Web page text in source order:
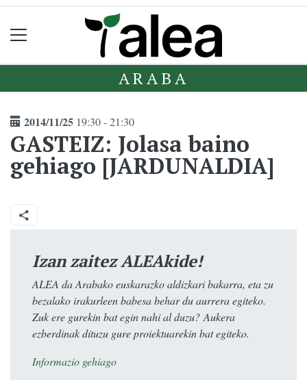
ARABA
2014/11/25 19:30 - 21:30
GASTEIZ: Jolasa baino
gehiago [JARDUNALDIA]
Izan zaitez ALEAkide!
ALEA da Arabako euskarazko aldizkari bakarra, eta zu
bezalako irakurleen babesa behar du aurrera egiteko.
Zuk ere gurekin bat egin nahi al duzu? Aukera
ezberdinak dituzu gure proiektuarekin bat egiteko.
Informazio gehiago